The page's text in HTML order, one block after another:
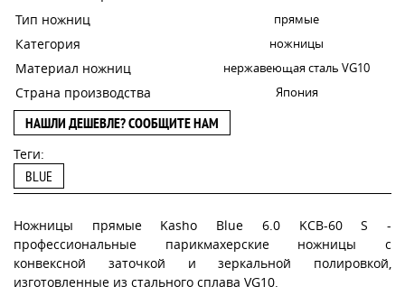
Тип ножниц прямые
Категория ножницы
Материал ножниц нержавеющая сталь VG10
Страна производства Япония
НАШЛИ ДЕШЕВЛЕ? СООБЩИТЕ НАМ
Теги:
BLUE
Ножницы прямые Kasho Blue 6.0 KCB-60 S -
профессиональные парикмахерские ножницы с
конвексной заточкой и зеркальной полировкой,
изготовленные из стального сплава VG10.